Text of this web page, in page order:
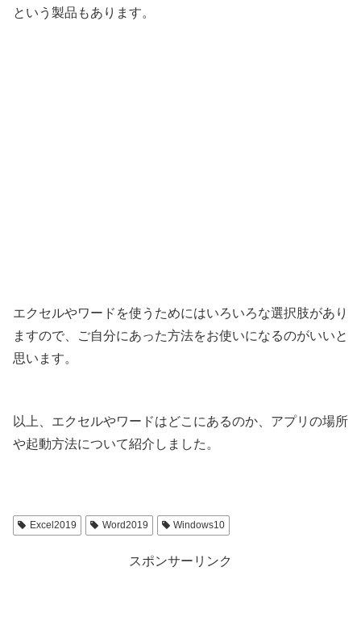
という製品もあります。
エクセルやワードを使うためにはいろいろな選択肢があり
ますので、ご自分にあった方法をお使いになるのがいいと
思います。
以上、エクセルやワードはどこにあるのか、アプリの場所
や起動方法について紹介しました。
Excel2019 Word2019 Windows10
スポンサーリンク